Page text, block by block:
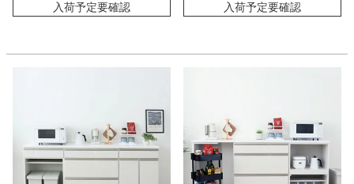
入荷予定要確認
入荷予定要確認